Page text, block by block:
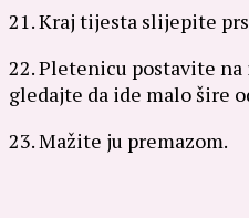
21. Kraj tijesta slijepite
22. Pletenicu postavite
gledajte da ide malo šire
23. Mažite ju premazom.